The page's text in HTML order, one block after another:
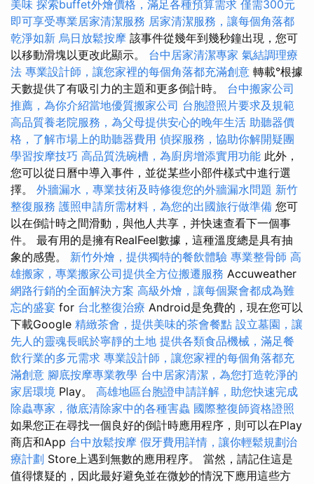
美味 探索buffet外燴價格，滿足各種預算需求 僅需300元
即可享受專業居家清潔服務 居家清潔服務，讓每個角落都
乾淨如新 烏日放鬆按摩 該事件從幾年到幾秒鐘出現，您可
以移動滑塊以更改此顯示。 台中居家清潔專家 氣結調理療
法 專業設計師，讓您家裡的每個角落都充滿創意 轉載°根據
天數提供了有吸引力的主題和更多倒計時。 台中搬家公司
推薦，為你介紹當地優質搬家公司 台胞證照片要求及規範
高品質養老院服務，為父母提供安心的晚年生活 助聽器價
格，了解市場上的助聽器費用 偵探服務，協助你解開疑團
學習按摩技巧 高品質洗碗槽，為廚房增添實用功能 此外，
您可以從日曆中導入事件，並從某些小部件樣式中進行選
擇。 外牆漏水，專業技術及時修復您的外牆漏水問題 新竹
整復服務 護照申請所需材料，為您的出國旅行做準備 您可
以在倒計時之間滑動，與他人共享，并快速查看下一個事
件。 最有用的是擁有RealFeel數據，這種溫度總是具有抽
象的感覺。 新竹外燴，提供獨特的餐飲體驗 專業整骨師 高
雄搬家，專業搬家公司提供全方位搬遷服務 Accuweather
網路行銷的全面解決方案 高級外燴，讓每個聚會都成為難
忘的盛宴 for 台北整復治療 Android是免費的，現在您可以
下載Google 精緻茶會，提供美味的茶會餐點 設立墓園，讓
先人的靈魂長眠於寧靜的土地 提供各類食品機械，滿足餐
飲行業的多元需求 專業設計師，讓您家裡的每個角落都充
滿創意 腳底按摩專業教學 台中居家清潔，為您打造乾淨的
家居環境 Play。 高雄地區台胞證申請詳解，助您快速完成
除蟲專家，徹底清除家中的各種害蟲 國際整復師資格證照
如果您正在尋找一個良好的倒計時應用程序，則可以在Play
商店和App 台中放鬆按摩 假牙費用詳情，讓你輕鬆規劃治
療計劃 Store上遇到無數的應用程序。 當然，請記住這是
值得懷疑的，因此最好避免並在微妙的情況下應用這些方